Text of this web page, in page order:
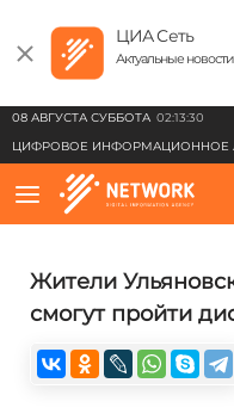
ЦИА Сеть
Актуальные
08 АВГУСТА СУББОТА 02:13:30
ЦИФРОВОЕ ИНФОРМАЦИОННОЕ
Жители
смогут пройти